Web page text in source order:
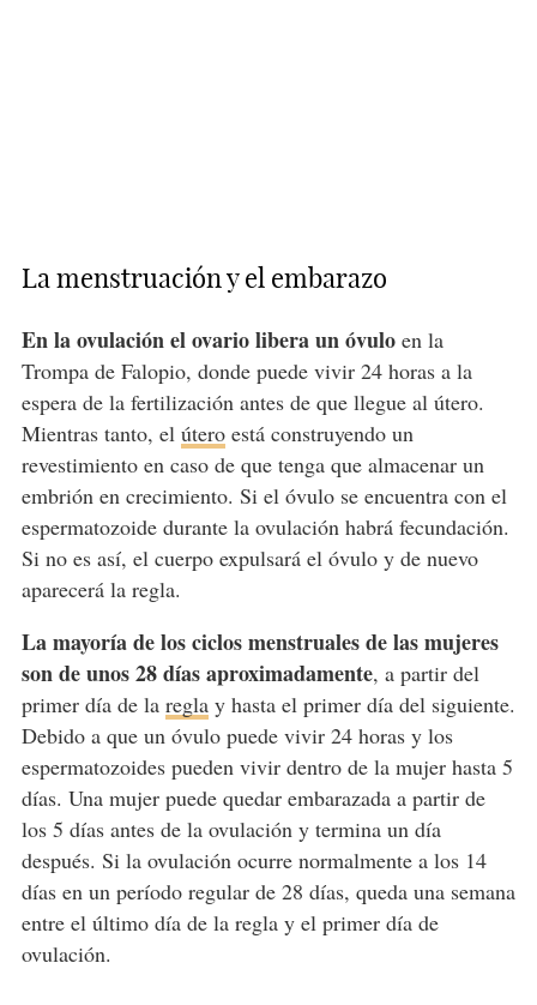
La menstruación y el embarazo
En la ovulación el ovario libera un óvulo en la
Trompa de Falopio, donde puede vivir 24 horas a la
espera de la fertilización antes de que llegue al útero.
Mientras tanto, el úteroestá construyendo un
revestimiento en caso de que tenga que almacenar un
embrión en crecimiento. Si el óvulo se encuentra con el
espermatozoide durante la ovulación habrá fecundación.
Si no es así, el cuerpo expulsará el óvulo y de nuevo
aparecerá la regla.
La mayoría de los ciclos menstruales de las mujeres
son de unos 28 días aproximadamente, a partir del
primer día de la reglay hasta el primer día del siguiente.
Debido a que un óvulo puede vivir 24 horas y los
espermatozoides pueden vivir dentro de la mujer hasta 5
días. Una mujer puede quedar embarazada a partir de
los 5 días antes de la ovulación y termina un día
después. Si la ovulación ocurre normalmente a los 14
días en un período regular de 28 días, queda una semana
entre el último día de la regla y el primer día de
ovulación.